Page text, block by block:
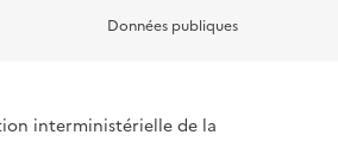
Données publiques
interministérielle de la